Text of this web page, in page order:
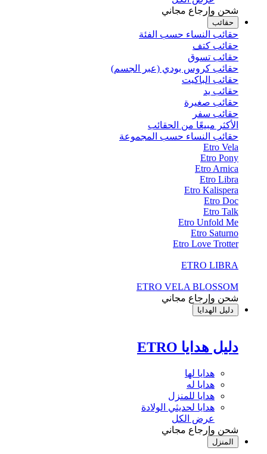
شحن وإرجاع مجاني
حقائب
حقائب النساء حسب الفئة
حقائب كتف
حقائب تسوق
حقائب كروس بودي (عبر الجسم)
حقائب الباكيت
حقائب يد
حقائب صغيرة
حقائب سفر
الأكثر مبيعًا من الحقائب
حقائب النساء حسب المجموعة
Etro Vela
Etro Pony
Etro Arnica
Etro Libra
Etro Kalispera
Etro Doc
Etro Talk
Etro Unfold Me
Etro Saturno
Etro Love Trotter
ETRO LIBRA
ETRO VELA BLOSSOM
شحن وإرجاع مجاني
دليل الهدايا
دليل هدايا ETRO
هدايا لها
هدايا له
هدايا للمنزل
هدايا لحديثي الولادة
عرض الكل
شحن وإرجاع مجاني
المنزل